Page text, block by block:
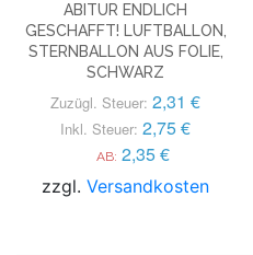
ABITUR ENDLICH
GESCHAFFT! LUFTBALLON,
STERNBALLON AUS FOLIE,
SCHWARZ
Zuzügl. Steuer: 2,31 €
Inkl. Steuer: 2,75 €
AB: 2,35 €
zzgl.Versandkosten